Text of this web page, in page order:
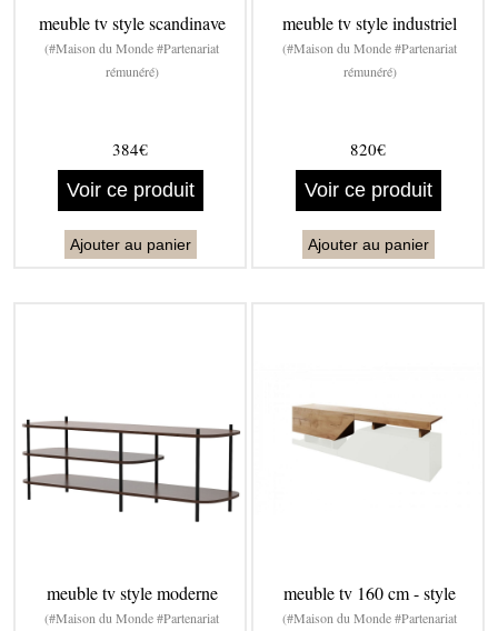
meuble tv style scandinave
(#Maison du Monde #Partenariat
rémunéré)
384€
Voir ce produit
Ajouter au panier
meuble tv style industriel
(#Maison du Monde #Partenariat
rémunéré)
820€
Voir ce produit
Ajouter au panier
meuble tv style moderne
(#Maison du Monde #Partenariat
meuble tv 160 cm - style
(#Maison du Monde #Partenariat